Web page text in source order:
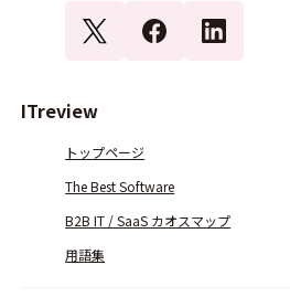
ITreview
トップページ
The Best Software
B2B IT / SaaS カオスマップ
用語集